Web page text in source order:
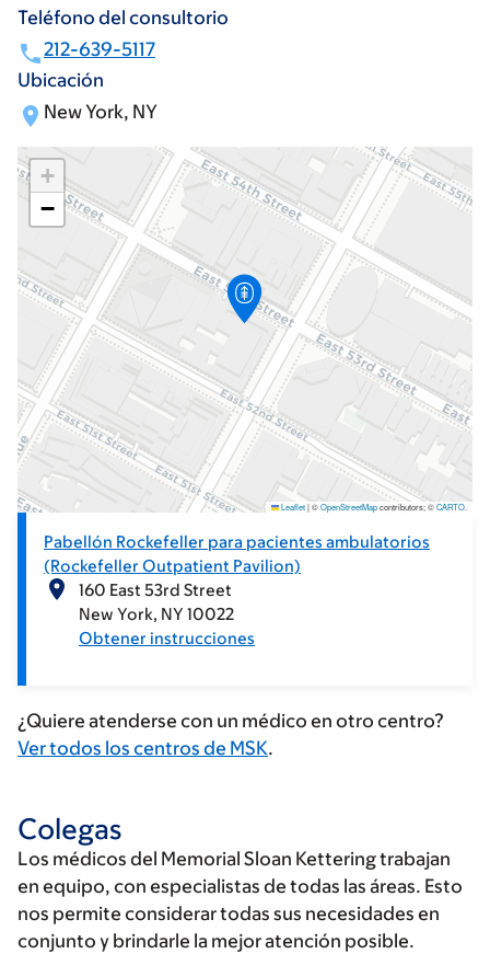
Teléfono del consultorio
212-639-5117
Ubicación
New York, NY
Pabellón Rockefeller para pacientes ambulatorios
(Rockefeller Outpatient Pavilion)
160 East 53rd Street
New York NY 10022
Obtener instrucciones
+
−
Leaflet|©OpenStreetMapcontributors; ©CARTO.
¿Quiere atenderse con un médico en otro centro?
Ver todos los centros de MSK.
Colegas
Los médicos del Memorial Sloan Kettering trabajan
en equipo, con especialistas de todas las áreas. Esto
nos permite considerar todas sus necesidades en
conjunto y brindarle la mejor atención posible.